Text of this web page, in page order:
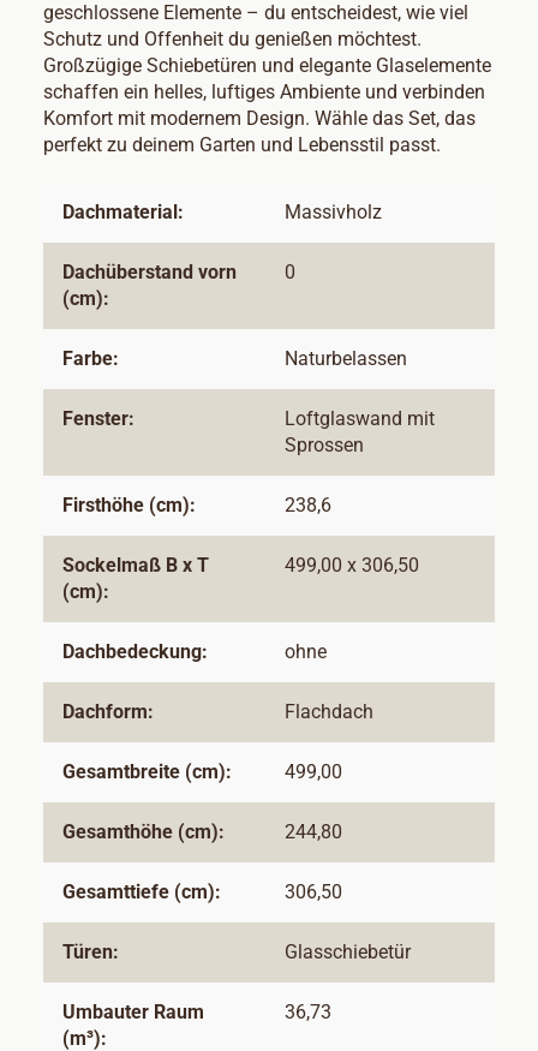
geschlossene Elemente – du entscheidest, wie viel
Schutz und Offenheit du genießen möchtest.
Großzügige Schiebetüren und elegante Glaselemente
schaffen ein helles, luftiges Ambiente und verbinden
Komfort mit modernem Design. Wähle das Set, das
perfekt zu deinem Garten und Lebensstil passt.
Dachmaterial: Massivholz
Dachüberstand vorn
(cm):
0
Farbe: Naturbelassen
Fenster:
Loftglaswand mit
Sprossen
Firsthöhe (cm): 238,6
Sockelmaß B x T
(cm):
499,00 x 306,50
Dachbedeckung: ohne
Dachform: Flachdach
Gesamtbreite (cm): 499,00
Gesamthöhe (cm): 244,80
Gesamttiefe (cm): 306,50
Türen: Glasschiebetür
Umbauter Raum
(m³):
36,73